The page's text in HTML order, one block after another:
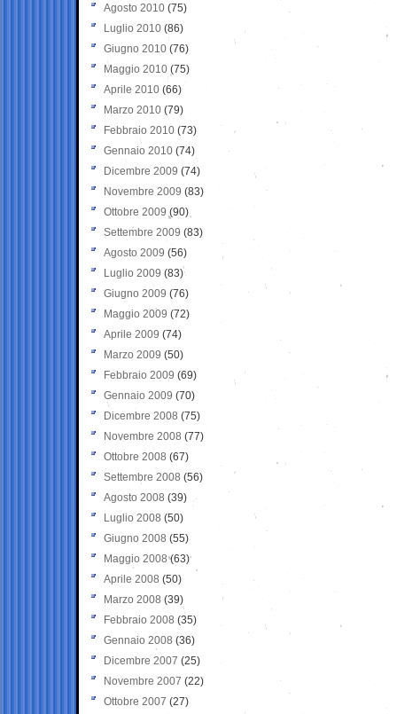
Agosto 2010 (75)
Luglio 2010 (86)
Giugno 2010 (76)
Maggio 2010 (75)
Aprile 2010 (66)
Marzo 2010 (79)
Febbraio 2010 (73)
Gennaio 2010 (74)
Dicembre 2009 (74)
Novembre 2009 (83)
Ottobre 2009 (90)
Settembre 2009 (83)
Agosto 2009 (56)
Luglio 2009 (83)
Giugno 2009 (76)
Maggio 2009 (72)
Aprile 2009 (74)
Marzo 2009 (50)
Febbraio 2009 (69)
Gennaio 2009 (70)
Dicembre 2008 (75)
Novembre 2008 (77)
Ottobre 2008 (67)
Settembre 2008 (56)
Agosto 2008 (39)
Luglio 2008 (50)
Giugno 2008 (55)
Maggio 2008(63)
Aprile 2008 (50)
Marzo 2008 (39)
Febbraio 2008 (35)
Gennaio 2008 (36)
Dicembre 2007 (25)
Novembre 2007 (22)
Ottobre 2007 (27)